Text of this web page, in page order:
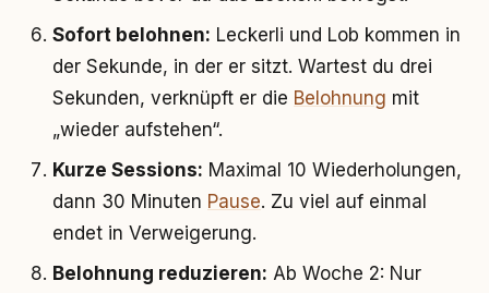
Sofort belohnen: Leckerli und Lob kommen in
der Sekunde, in der er sitzt. Wartest du drei
Sekunden, verknüpft er die Belohnung mit
„wieder aufstehen“.
Kurze Sessions: Maximal 10 Wiederholungen,
dann 30 Minuten Pause. Zu viel auf einmal
endet in Verweigerung.
Belohnung reduzieren: Ab Woche 2: Nur